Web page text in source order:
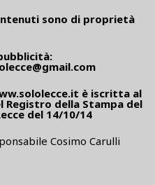
sono di proprietà
è iscritta al
Registro della Stampa del
del 14/10/14
Cosimo Carulli